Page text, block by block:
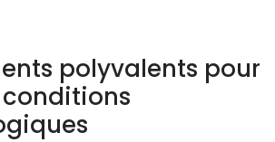
polyvalents pour